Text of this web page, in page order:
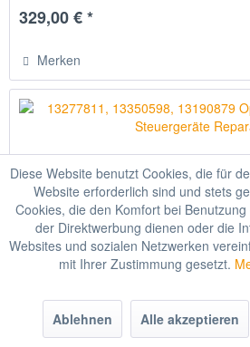
329,00 € *
Merken
13277811, 13350598, 13190879
Typische Fehler Kein Bremsdruck
Diese Website benutzt Cookies, die für
Website erforderlich sind und stets
Cookies, die den Komfort bei
der Direktwerbung dienen oder die
Websites und sozialen Netzwerken
mit Ihrer Zustimmung gesetzt.
Ablehnen Alle akzeptieren